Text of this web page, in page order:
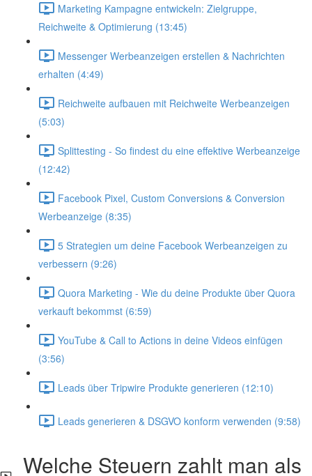
Marketing Kampagne entwickeln: Zielgruppe,
Reichweite & Optimierung (13:45)
Messenger Werbeanzeigen erstellen & Nachrichten
erhalten (4:49)
Reichweite aufbauen mit Reichweite Werbeanzeigen
(5:03)
Splittesting - So findest du eine effektive Werbeanzeige
(12:42)
Facebook Pixel, Custom Conversions & Conversion
Werbeanzeige (8:35)
5 Strategien um deine Facebook Werbeanzeigen zu
verbessern (9:26)
Quora Marketing - Wie du deine Produkte über Quora
verkauft bekommst (6:59)
YouTube & Call to Actions in deine Videos einfügen
(3:56)
Leads über Tripwire Produkte generieren (12:10)
Leads generieren & DSGVO konform verwenden (9:58)
Welche Steuern zahlt man als